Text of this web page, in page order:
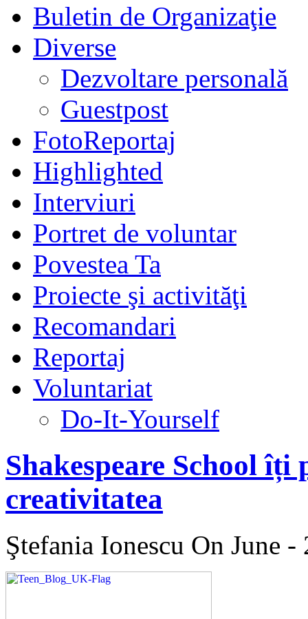
Buletin de Organizaţie
Diverse
Dezvoltare personală
Guestpost
FotoReportaj
Highlighted
Interviuri
Portret de voluntar
Povestea Ta
Proiecte şi activităţi
Recomandari
Reportaj
Voluntariat
Do-It-Yourself
Shakespeare School îți
creativitatea
Ştefania Ionescu On June -